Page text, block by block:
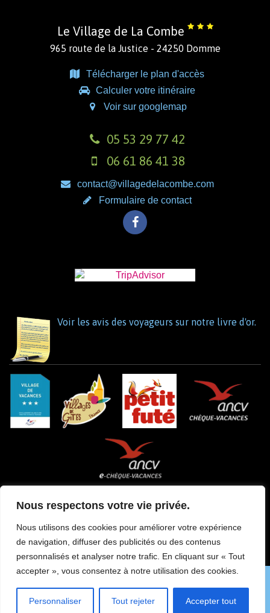
Nous respectons votre vie privée.
Nous utilisons des cookies pour améliorer votre expérience
de navigation, diffuser des publicités ou des contenus
personnalisés et analyser notre trafic. En cliquant sur « Tout
accepter », vous consentez à notre utilisation des cookies.
Personnaliser Tout rejeter Accepter tout
Le Village de La Combe
965 route de la Justice - 24250 Domme
Télécharger le plan d'accès
Calculer votre itinéraire
Voir sur googlemap
05 53 29 77 42
06 61 86 41 38
contact@villagedelacombe.com
Formulaire de contact
Voir les avis des voyageurs sur notre livre d'or.
Tous droits réservés Le Village de La Combe 2026
Règlement Intérieur Plan du site